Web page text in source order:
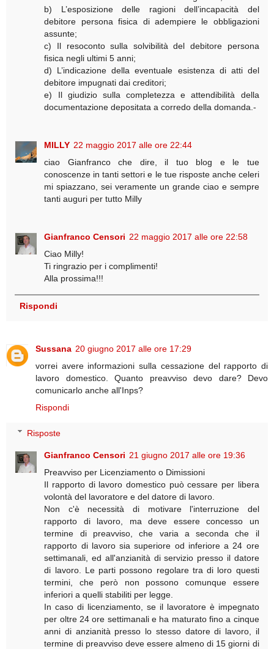
b) L’esposizione delle ragioni dell’incapacità del
debitore persona fisica di adempiere le obbligazioni
assunte;
c) Il resoconto sulla solvibilità del debitore persona
fisica negli ultimi 5 anni;
d) L’indicazione della eventuale esistenza di atti del
debitore impugnati dai creditori;
e) Il giudizio sulla completezza e attendibilità della
documentazione depositata a corredo della domanda.-
MILLY 22 maggio 2017 alle ore 22:44
ciao Gianfranco che dire, il tuo blog e le tue
conoscenze in tanti settori e le tue risposte anche celeri
mi spiazzano, sei veramente un grande ciao e sempre
tanti auguri per tutto Milly
Gianfranco Censori 22 maggio 2017 alle ore 22:58
Ciao Milly!
Ti ringrazio per i complimenti!
Alla prossima!!!
Rispondi
Sussana 20 giugno 2017 alle ore 17:29
vorrei avere informazioni sulla cessazione del rapporto di
lavoro domestico. Quanto preavviso devo dare? Devo
comunicarlo anche all'Inps?
Rispondi
Risposte
Gianfranco Censori 21 giugno 2017 alle ore 19:36
Preavviso per Licenziamento o Dimissioni
Il rapporto di lavoro domestico può cessare per libera
volontà del lavoratore e del datore di lavoro.
Non c'è necessità di motivare l'interruzione del
rapporto di lavoro, ma deve essere concesso un
termine di preavviso, che varia a seconda che il
rapporto di lavoro sia superiore od inferiore a 24 ore
settimanali, ed all'anzianità di servizio presso il datore
di lavoro. Le parti possono regolare tra di loro questi
termini, che però non possono comunque essere
inferiori a quelli stabiliti per legge.
In caso di licenziamento, se il lavoratore è impegnato
per oltre 24 ore settimanali e ha maturato fino a cinque
anni di anzianità presso lo stesso datore di lavoro, il
termine di preavviso deve essere almeno di 15 giorni di